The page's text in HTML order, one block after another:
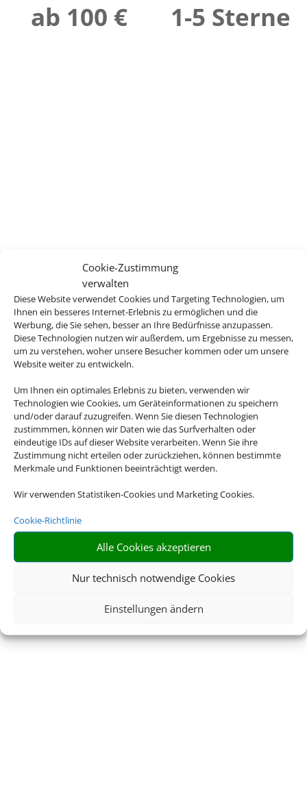
Cookie-Zustimmung
verwalten
Diese Website verwendet Cookies und Targeting Technologien, um
Ihnen ein besseres Internet-Erlebnis zu ermöglichen und die
Werbung, die Sie sehen, besser an Ihre Bedürfnisse anzupassen.
Diese Technologien nutzen wir außerdem, um Ergebnisse zu messen,
um zu verstehen, woher unsere Besucher kommen oder um unsere
Website weiter zu entwickeln.
Um Ihnen ein optimales Erlebnis zu bieten, verwenden wir
Technologien wie Cookies, um Geräteinformationen zu speichern
und/oder darauf zuzugreifen. Wenn Sie diesen Technologien
zustimmmen, können wir Daten wie das Surfverhalten oder
eindeutige IDs auf dieser Website verarbeiten. Wenn Sie ihre
Zustimmung nicht erteilen oder zurückziehen, können bestimmte
Merkmale und Funktionen beeinträchtigt werden.
Wir verwenden Statistiken-Cookies und Marketing Cookies.
Cookie-Richtlinie
Alle Cookies akzeptieren
Nur technisch notwendige Cookies
Einstellungen ändern
ab 100 € 1-5 Sterne